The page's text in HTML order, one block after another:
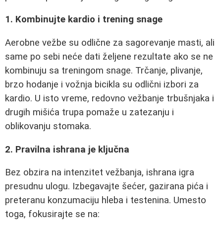
1. Kombinujte kardio i trening snage
Aerobne vežbe su odlične za sagorevanje masti, ali
same po sebi neće dati željene rezultate ako se ne
kombinuju sa treningom snage. Trčanje, plivanje,
brzo hodanje i vožnja bicikla su odlični izbori za
kardio. U isto vreme, redovno vežbanje trbušnjaka i
drugih mišića trupa pomaže u zatezanju i
oblikovanju stomaka.
2. Pravilna ishrana je ključna
Bez obzira na intenzitet vežbanja, ishrana igra
presudnu ulogu. Izbegavajte šećer, gazirana pića i
preteranu konzumaciju hleba i testenina. Umesto
toga, fokusirajte se na: